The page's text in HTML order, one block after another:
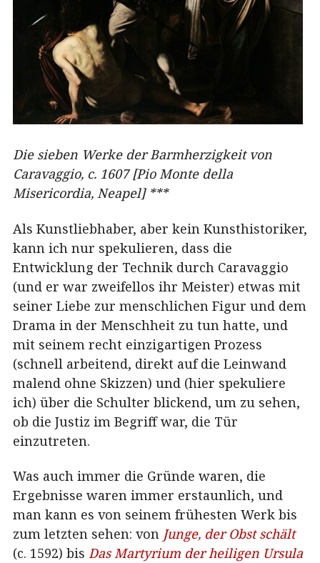
Die sieben Werke der Barmherzigkeit von
Caravaggio, c. 1607 [Pio Monte della
Misericordia, Neapel] ***
Als Kunstliebhaber, aber kein Kunsthistoriker,
kann ich nur spekulieren, dass die
Entwicklung der Technik durch Caravaggio
(und er war zweifellos ihr Meister) etwas mit
seiner Liebe zur menschlichen Figur und dem
Drama in der Menschheit zu tun hatte, und
mit seinem recht einzigartigen Prozess
(schnell arbeitend, direkt auf die Leinwand
malend ohne Skizzen) und (hier spekuliere
ich) über die Schulter blickend, um zu sehen,
ob die Justiz im Begriff war, die Tür
einzutreten.
Was auch immer die Gründe waren, die
Ergebnisse waren immer erstaunlich, und
man kann es von seinem frühesten Werk bis
zum letzten sehen: von Junge, der Obst schält
(c. 1592) bis Das Martyrium der heiligen Ursula